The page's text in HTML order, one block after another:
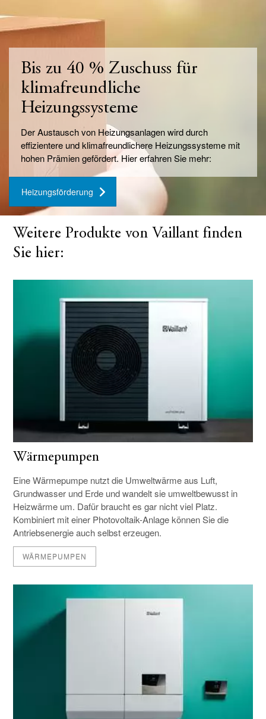
Bis zu 40 % Zuschuss für
klimafreundliche
Heizungssysteme
Der Austausch von Heizungsanlagen wird durch
effizientere und klimafreundlichere Heizungssysteme mit
hohen Prämien gefördert. Hier erfahren Sie mehr:
Heizungsförderung
Weitere Produkte von Vaillant finden
Sie hier:
Wärmepumpen
Eine Wärmepumpe nutzt die Umweltwärme aus Luft,
Grundwasser und Erde und wandelt sie umweltbewusst in
Heizwärme um. Dafür braucht es gar nicht viel Platz.
Kombiniert mit einer Photovoltaik-Anlage können Sie die
Antriebsenergie auch selbst erzeugen.
WÄRMEPUMPEN